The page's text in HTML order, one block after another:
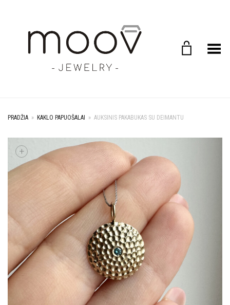
Toggle Menu
PRADŽIA » KAKLO PAPUOŠALAI » AUKSINIS PAKABUKAS SU DEIMANTU
+